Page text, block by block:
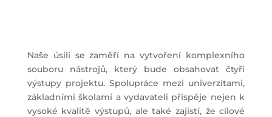
Naše úsilí se zaměří na vytvoření komplexního
souboru nástrojů, který bude obsahovat čtyři
výstupy projektu. Spolupráce mezi univerzitami,
základními školami a vydavateli přispěje nejen k
vysoké kvalitě výstupů, ale také zajistí, že cílové